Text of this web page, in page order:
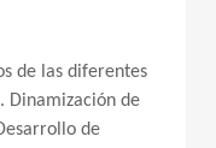
de las diferentes
Dinamización de
de